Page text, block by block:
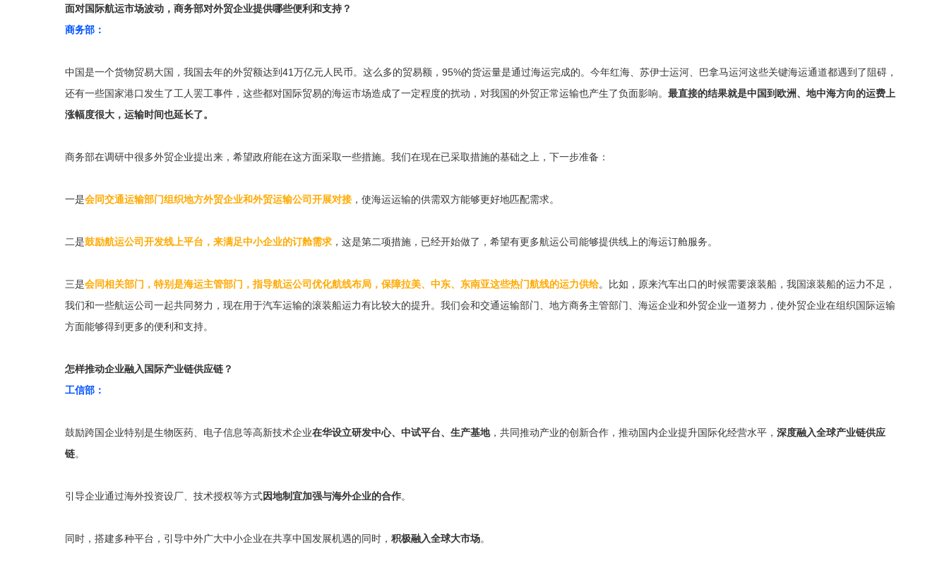
面对国际航运市场波动，商务部对外贸企业提供哪些便利和支持？
商务部：
中国是一个货物贸易大国，我国去年的外贸额达到41万亿元人民币。这么多的贸易额，95%的货运量是通过海运完成的。今年红海、苏伊士运河、巴拿马运河这些关键海运通道都遇到了阻碍，
还有一些国家港口发生了工人罢工事件，这些都对国际贸易的海运市场造成了一定程度的扰动，对我国的外贸正常运输也产生了负面影响。 最直接的结果就是中国到欧洲、地中海方向的运费上
涨幅度很大，运输时间也延长了。
商务部在调研中很多外贸企业提出来，希望政府能在这方面采取一些措施。我们在现在已采取措施的基础之上，下一步准备：
一是会同交通运输部门组织地方外贸企业和外贸运输公司开展对接 ，使海运运输的供需双方能够更好地匹配需求。
二是鼓励航运公司开发线上平台，来满足中小企业的订舱需求 ，这是第二项措施，已经开始做了，希望有更多航运公司能够提供线上的海运订舱服务。
三是会同相关部门，特别是海运主管部门，指导航运公司优化航线布局，保障拉美、中东、东南亚这些热门航线的运力供给。比如，原来汽车出口的时候需要滚装船，我国滚装船的运力不足，
我们和一些航运公司一起共同努力，现在用于汽车运输的滚装船运力有比较大的提升。我们会和交通运输部门、地方商务主管部门、海运企业和外贸企业一道努力，使外贸企业在组织国际运输
方面能够得到更多的便利和支持。
怎样推动企业融入国际产业链供应链？
工信部：
鼓励跨国企业特别是生物医药、电子信息等高新技术企业在华设立研发中心、中试平台、生产基地，共同推动产业的创新合作，推动国内企业提升国际化经营水平， 深度融入全球产业链供应
链。
引导企业通过海外投资设厂、技术授权等方式因地制宜加强与海外企业的合作。
同时，搭建多种平台，引导中外广大中小企业在共享中国发展机遇的同时， 积极融入全球大市场。